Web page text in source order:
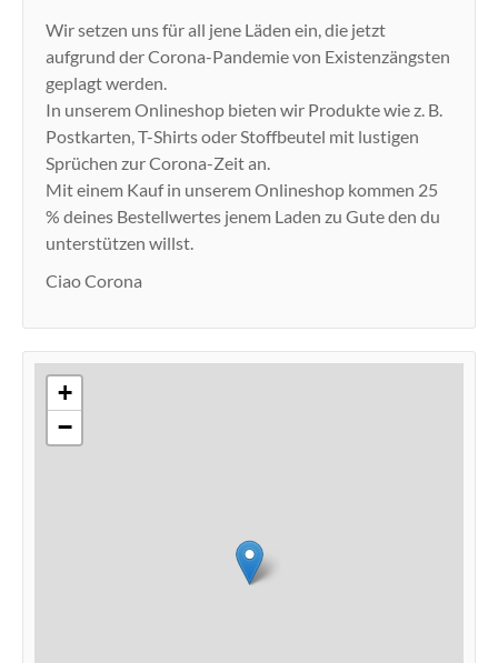
Wir setzen uns für all jene Läden ein, die jetzt
aufgrund der Corona-Pandemie von Existenzängsten
geplagt werden.
In unserem Onlineshop bieten wir Produkte wie z. B.
Postkarten, T-Shirts oder Stoffbeutel mit lustigen
Sprüchen zur Corona-Zeit an.
Mit einem Kauf in unserem Onlineshop kommen 25
% deines Bestellwertes jenem Laden zu Gute den du
unterstützen willst.
Ciao Corona
+
−